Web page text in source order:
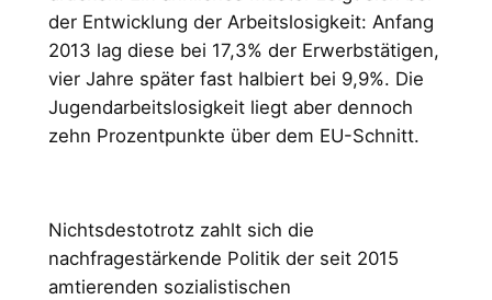
der Entwicklung der Arbeitslosigkeit: Anfang
2013 lag diese bei 17,3% der Erwerbstätigen,
vier Jahre später fast halbiert bei 9,9%. Die
Jugendarbeitslosigkeit liegt aber dennoch
zehn Prozentpunkte über dem EU-Schnitt.
Nichtsdestotrotz zahlt sich die
nachfragestärkende Politik der seit 2015
amtierenden sozialistischen